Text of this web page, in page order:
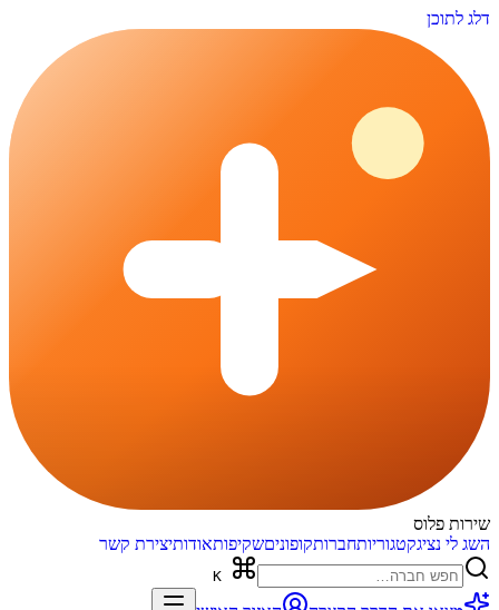
דלג לתוכן
שירות פלוס
השג לי נציגקטגוריותחברותקופוניםשקיפותאודותיצירת קשר